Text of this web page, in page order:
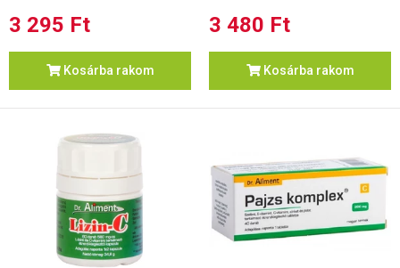
3 295 Ft
Kosárba rakom
3 480 Ft
Kosárba rakom